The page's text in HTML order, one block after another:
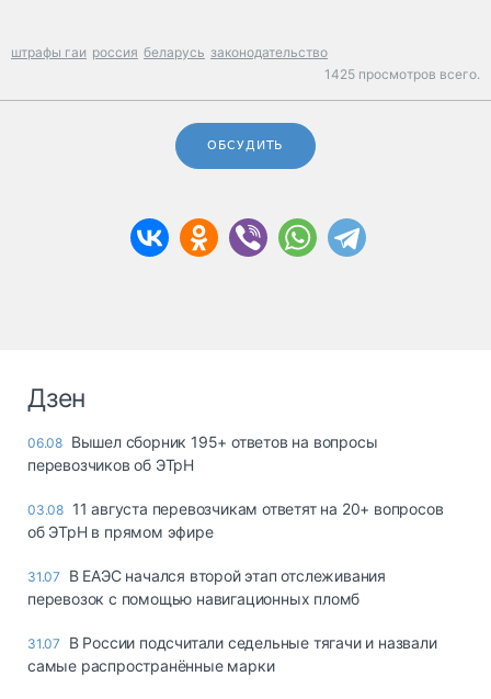
штрафы гаи россия беларусь законодательство
1425 просмотров всего.
ОБСУДИТЬ
Дзен
06.08 Вышел сборник 195+ ответов на вопросы
перевозчиков об ЭТрН
03.08 11 августа перевозчикам ответят на 20+ вопросов
об ЭТрН в прямом эфире
31.07
В ЕАЭС начался второй этап отслеживания
перевозок с помощью навигационных пломб
31.07
В России подсчитали седельные тягачи и назвали
самые распространённые марки